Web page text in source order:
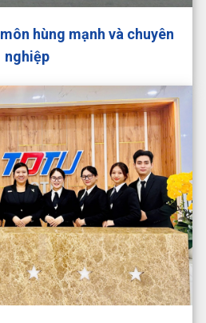
hùng mạnh và chuyên
nghiệp